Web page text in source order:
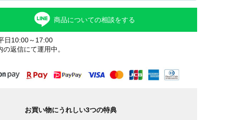
商品についての相談をする
日10:00～17:00
返信にて運用中。
お買い物にうれしい3つの特典